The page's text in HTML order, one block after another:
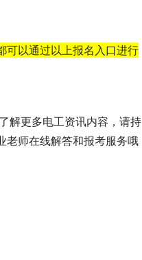
可以通过以上报名入口进行
解更多电工资讯内容，请持
老师在线解答和报考服务哦